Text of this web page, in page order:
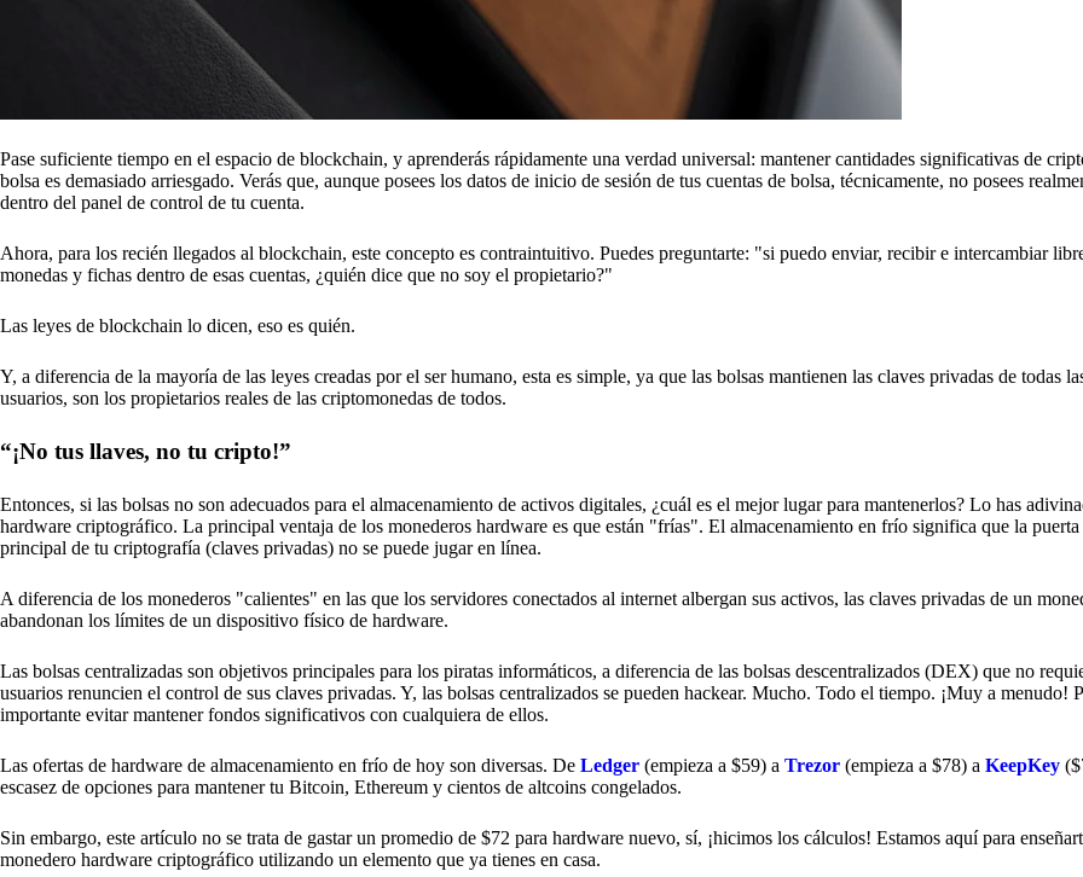
Pase suficiente tiempo en el espacio de blockchain, y aprenderás rápidamente una verdad universal: mantener cantidades significativas de
bolsa es demasiado arriesgado. Verás que, aunque posees los datos de inicio de sesión de tus cuentas de bolsa, técnicamente, no posees
dentro del panel de control de tu cuenta.
Ahora, para los recién llegados al blockchain, este concepto es contraintuitivo. Puedes preguntarte: "si puedo enviar, recibir e intercambiar
monedas y fichas dentro de esas cuentas, ¿quién dice que no soy el propietario?"
Las leyes de blockchain lo dicen, eso es quién.
Y, a diferencia de la mayoría de las leyes creadas por el ser humano, esta es simple, ya que las bolsas mantienen las claves privadas de todas
usuarios, son los propietarios reales de las criptomonedas de todos.
“¡No tus llaves, no tu cripto!”
Entonces, si las bolsas no son adecuados para el almacenamiento de activos digitales, ¿cuál es el mejor lugar para mantenerlos? Lo has
hardware criptográfico. La principal ventaja de los monederos hardware es que están "frías". El almacenamiento en frío significa que la puerta
principal de tu criptografía (claves privadas) no se puede jugar en línea.
A diferencia de los monederos "calientes" en las que los servidores conectados al internet albergan sus activos, las claves privadas de un
abandonan los límites de un dispositivo físico de hardware.
Las bolsas centralizadas son objetivos principales para los piratas informáticos, a diferencia de las bolsas descentralizados (DEX) que no
usuarios renuncien el control de sus claves privadas. Y, las bolsas centralizados se pueden hackear. Mucho. Todo el tiempo. ¡Muy a menudo!
importante evitar mantener fondos significativos con cualquiera de ellos.
Las ofertas de hardware de almacenamiento en frío de hoy son diversas. De Ledger (empieza a $59) a Trezor (empieza a $78) a KeepKey
escasez de opciones para mantener tu Bitcoin, Ethereum y cientos de altcoins congelados.
Sin embargo, este artículo no se trata de gastar un promedio de $72 para hardware nuevo, sí, ¡hicimos los cálculos! Estamos aquí para
monedero hardware criptográfico utilizando un elemento que ya tienes en casa.